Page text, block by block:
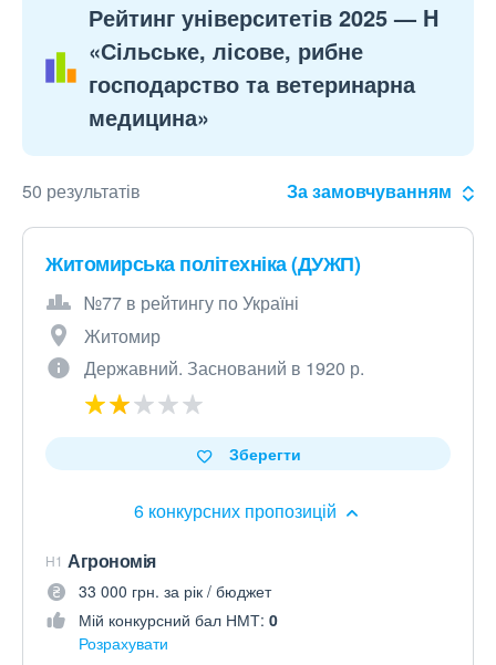
Рейтинг університетів 2025 — H
«Сільське, лісове, рибне
господарство та ветеринарна
медицина»
50 результатів За замовчуванням
Житомирська політехніка (ДУЖП)
№77 в рейтингу по Україні
Житомир
Державний. Заснований в 1920 р.
6 конкурсних пропозицій
Зберегти
H1 Агрономія
33 000 грн. за рік / бюджет
Мій конкурсний бал НМТ: 0
Розрахувати